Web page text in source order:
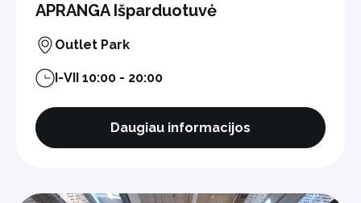
APRANGA Išparduotuvė
Outlet Park
I-VII 10:00 - 20:00
Daugiau informacijos